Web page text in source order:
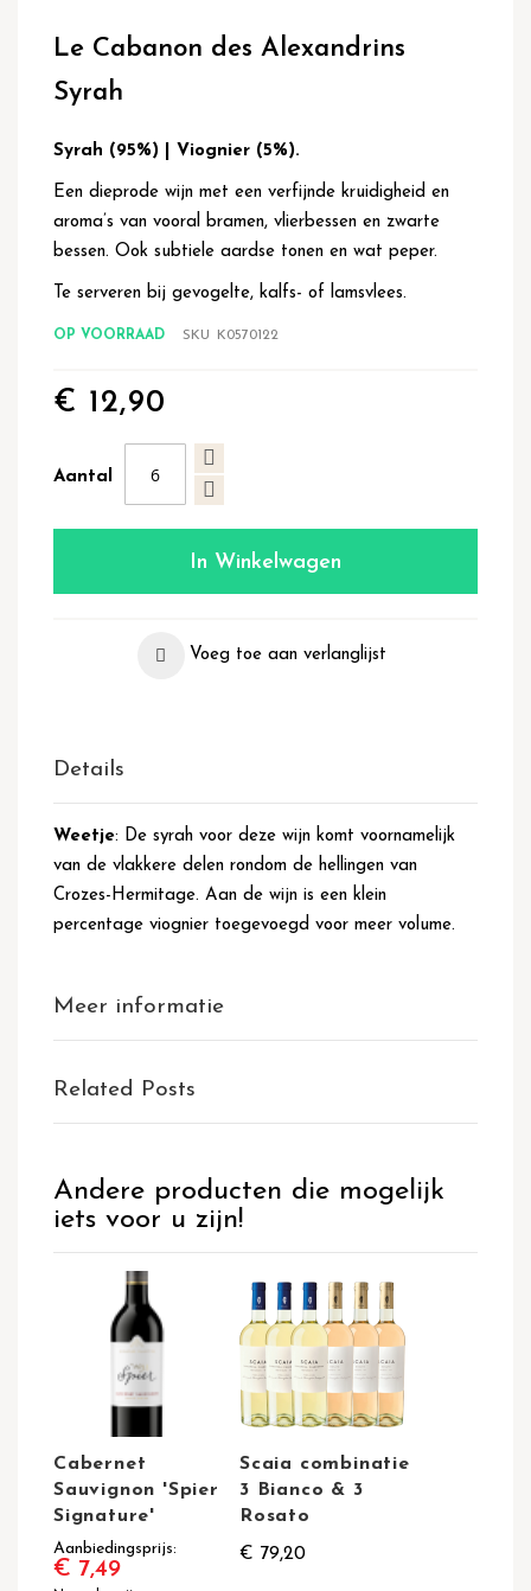
het
van
afbeeldingen-
Le Cabanon des Alexandrins
Syrah
Syrah (95%) | Viognier (5%).
Een dieprode wijn met een verfijnde kruidigheid en
aroma’s van vooral bramen, vlierbessen en zwarte
bessen. Ook subtiele aardse tonen en wat peper.
Te serveren bij gevogelte, kalfs- of lamsvlees.
OP VOORRAAD SKU K0570122
€ 12,90
Aantal
In Winkelwagen
Voeg toe aan verlanglijst
Details
Weetje: De syrah voor deze wijn komt voornamelijk
van de vlakkere delen rondom de hellingen van
Crozes-Hermitage. Aan de wijn is een klein
percentage viognier toegevoegd voor meer volume.
Meer informatie
Related Posts
Andere producten die mogelijk
iets voor u zijn!
Cabernet
Sauvignon 'Spier
Signature'
Aanbiedingsprijs
€ 7,49
Scaia combinatie
3 Bianco & 3
Rosato
€ 79,20